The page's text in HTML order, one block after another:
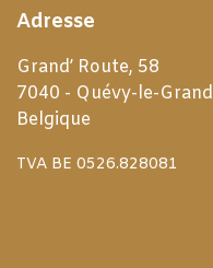
Adresse
Grand’ Route, 58
7040 - Quévy-le-Grand
Belgique
TVA BE 0526.828081